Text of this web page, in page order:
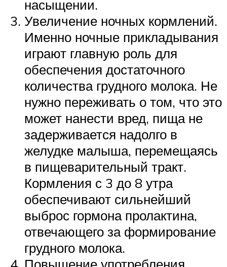
насыщении.
Увеличение ночных кормлений.
Именно ночные прикладывания
играют главную роль для
обеспечения достаточного
количества грудного молока. Не
нужно переживать о том, что это
может нанести вред, пища не
задерживается надолго в
желудке малыша, перемещаясь
в пищеварительный тракт.
Кормления с 3 до 8 утра
обеспечивают сильнейший
выброс гормона пролактина,
отвечающего за формирование
грудного молока.